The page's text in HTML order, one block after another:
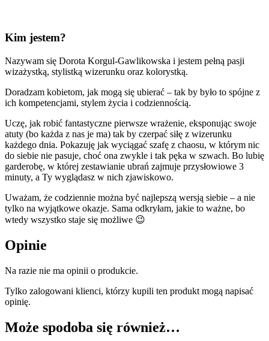
Kim jestem?
Nazywam się Dorota Korgul-Gawlikowska i jestem pełną pasji
wizażystką, stylistką wizerunku oraz kolorystką.
Doradzam kobietom, jak mogą się ubierać – tak by było to spójne z
ich kompetencjami, stylem życia i codziennością.
Uczę, jak robić fantastyczne pierwsze wrażenie, eksponując swoje
atuty (bo każda z nas je ma) tak by czerpać siłę z wizerunku
każdego dnia. Pokazuję jak wyciągać szafę z chaosu, w którym nic
do siebie nie pasuje, choć ona zwykle i tak pęka w szwach. Bo lubię
garderobę, w której zestawianie ubrań zajmuje przysłowiowe 3
minuty, a Ty wyglądasz w nich zjawiskowo.
Uważam, że codziennie można być najlepszą wersją siebie – a nie
tylko na wyjątkowe okazje. Sama odkryłam, jakie to ważne, bo
wtedy wszystko staje się możliwe 😉
Opinie
Na razie nie ma opinii o produkcie.
Tylko zalogowani klienci, którzy kupili ten produkt mogą napisać
opinię.
Może spodoba się również…